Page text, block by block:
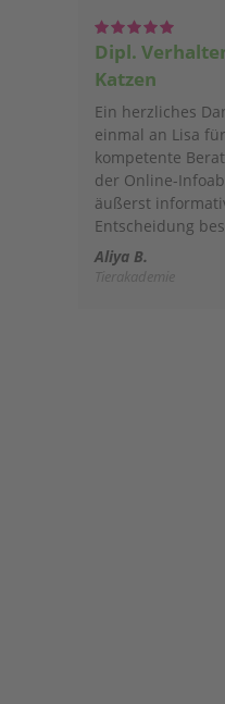
Dipl.
Katzen
Ein herzliches
einmal an Lisa
kompetente
der Online-
äußerst
Entscheidung
Aliya B.
Tierakademie